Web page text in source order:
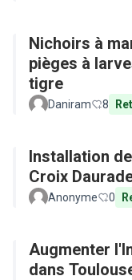
Nichoirs à
pièges à
tigre
Daniram 8
Installation
Croix
Anonyme 0
Augmenter
dans